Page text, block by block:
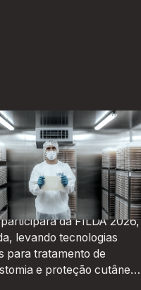
Vuelo Pharma é
empresas brasileiras
para representar o
maior feira de negócios
da FILDA 2026,
levando tecnologias
para tratamento de
e proteção cutânea